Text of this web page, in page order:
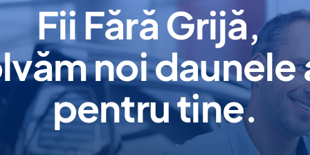
Fii Fără Grijă,
noi daunele
pentru tine.